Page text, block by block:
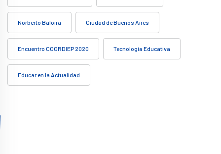
Norberto Baloira Ciudad de Buenos Aires
Encuentro COORDIEP 2020 Tecnología Educativa
Educar en la Actualidad